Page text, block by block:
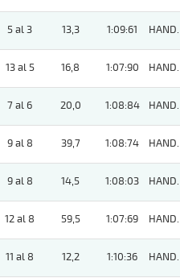
5 al 3 13,3 1:09:61 HAND.
13 al 5 16,8 1:07:90 HAND.
7 al 6 20,0 1:08:84 HAND.
9 al 8 39,7 1:08:74 HAND.
9 al 8 14,5 1:08:03 HAND.
12 al 8 59,5 1:07:69 HAND.
11 al 8 12,2 1:10:36 HAND.